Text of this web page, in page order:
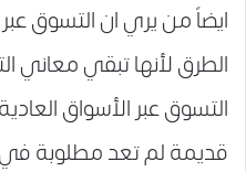
ايضاً من يري ان التسوق
الطرق لأنها تبقي معاني
التسوق عبر الأسواق
قديمة لم تعد مطلوبة